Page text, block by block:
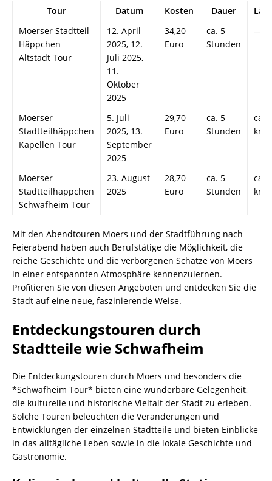
Tour Datum Kosten Dauer
Moerser Stadtteil
Häppchen
Altstadt Tour
12. April
2025, 12.
Juli 2025,
11.
Oktober
2025
34,20
Euro
ca. 5
Stunden
—
Moerser
Stadtteilhäppchen
Kapellen Tour
5. Juli
2025, 13.
September
2025
29,70
Euro
ca. 5
Stunden
ca. 7
km
Moerser
Stadtteilhäppchen
Schwafheim Tour
23. August
2025
28,70
Euro
ca. 5
Stunden
ca. 6
km
Mit den Abendtouren Moers und der Stadtführung nach
Feierabend haben auch Berufstätige die Möglichkeit, die
reiche Geschichte und die verborgenen Schätze von Moers
in einer entspannten Atmosphäre kennenzulernen.
Profitieren Sie von diesen Angeboten und entdecken Sie die
Stadt auf eine neue, faszinierende Weise.
Entdeckungstouren durch
Stadtteile wie Schwafheim
Die Entdeckungstouren durch Moers und besonders die
*Schwafheim Tour* bieten eine wunderbare Gelegenheit,
die kulturelle und historische Vielfalt der Stadt zu erleben.
Solche Touren beleuchten die Veränderungen und
Entwicklungen der einzelnen Stadtteile und bieten Einblicke
in das alltägliche Leben sowie in die lokale Geschichte und
Gastronomie.